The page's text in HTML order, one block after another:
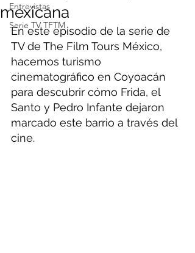
Entrevistas
Serie TV TFTM
mexicana
En este episodio de la serie de
TV de The Film Tours México,
hacemos turismo
cinematográfico en Coyoacán
para descubrir cómo Frida, el
Santo y Pedro Infante dejaron
marcado este barrio a través del
cine.